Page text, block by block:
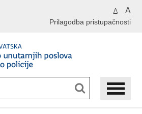
A A
Prilagodba pristupačnosti